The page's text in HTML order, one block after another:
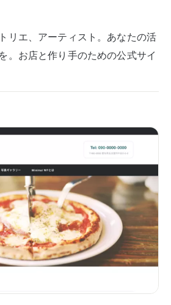
リエ、アーティスト。あなたの活
。お店と作り手のための公式サイ